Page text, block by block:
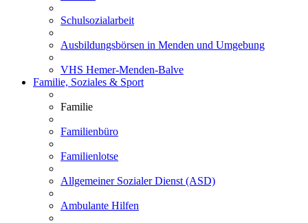
Schulsozialarbeit
Ausbildungsbörsen in Menden und Umgebung
VHS Hemer-Menden-Balve
Familie, Soziales & Sport
Familie
Familienbüro
Familienlotse
Allgemeiner Sozialer Dienst (ASD)
Ambulante Hilfen